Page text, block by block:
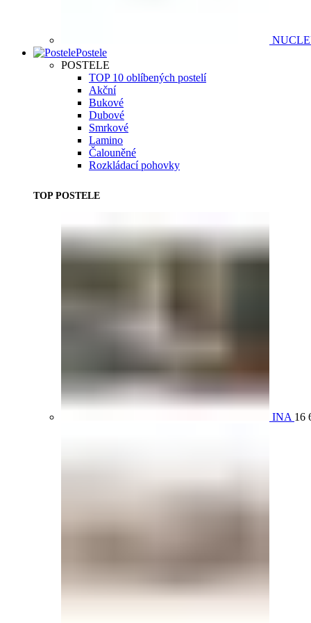
Postele
POSTELE
TOP 10 oblíbených postelí
Akční
Bukové
Dubové
Smrkové
Lamino
Čalouněné
Rozkládací pohovky
TOP POSTELE
INA 16